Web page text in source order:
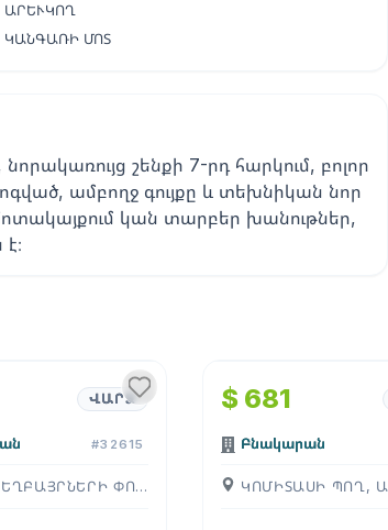
ԱՐԵՒԿՈՂ
ԿԱՆԳԱՌԻ ՄՈՏ
շենքի 7-րդ հարկում, բոլոր
ամբողջ գույքը և տեխնիկան նոր
կան տարբեր խանութներ,
ՎԱՐՁ
#32615
ՕՐԲԵԼԻ ԵՂԲԱՅՐՆԵՐԻ ՓՈՂ, ԱՐԱԲԿԻՐ, ( ԵՐԵՒԱՆ )
$ 681
Բնակարան